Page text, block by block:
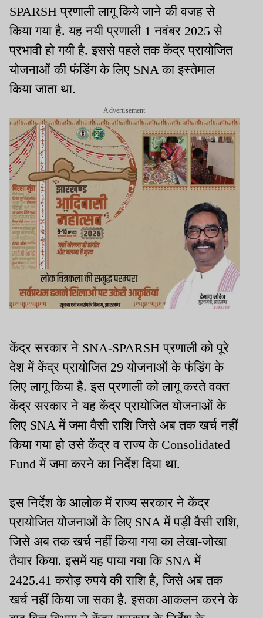
SPARSH प्रणाली लागू किये जाने की वजह से
किया गया है. यह नयी प्रणाली 1 नवंबर 2025 से
प्रभावी हो गयी है. इससे पहले तक केंद्र प्रायोजित
योजनाओं की फंडिंग के लिए SNA का इस्तेमाल
किया जाता था.
Advertisement
केंद्र सरकार ने SNA-SPARSH प्रणाली को पूरे
देश में केंद्र प्रायोजित 29 योजनाओं के फंडिंग के
लिए लागू किया है. इस प्रणाली को लागू करते वक्त
केंद्र सरकार ने यह केंद्र प्रायोजित योजनाओं के
लिए SNA में जमा वैसी राशि जिसे अब तक खर्च नहीं
किया गया हो उसे केंद्र व राज्य के Consolidated
Fund में जमा करने का निर्देश दिया था.
इस निर्देश के आलोक में राज्य सरकार ने केंद्र
प्रायोजित योजनाओं के लिए SNA में पड़ी वैसी राशि,
जिसे अब तक खर्च नहीं किया गया का लेखा-जोखा
तैयार किया. इसमें यह पाया गया कि SNA में
2425.41 करोड़ रुपये की राशि है, जिसे अब तक
खर्च नहीं किया जा सका है. इसका आकलन करने के